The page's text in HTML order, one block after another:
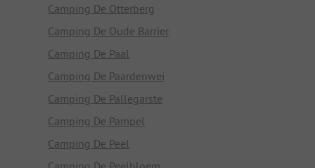
Camping De Otterberg
Camping De Oude Barrier
Camping De Paal
Camping De Paardenwei
Camping De Pallegarste
Camping De Pampel
Camping De Peel